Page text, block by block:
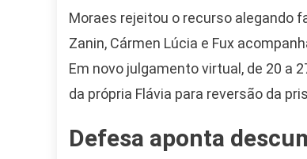
Moraes rejeitou o recurso alegando
Zanin, Cármen Lúcia e Fux
Em novo julgamento virtual, de 20 a
da própria Flávia para reversão da
Defesa aponta
Camiseta Camisa
Bolsonaro Presidente
2026 Pátria Brasil 6 X
R$60,00R$99,00 -39%
Ver no MERCADO
LIVRE